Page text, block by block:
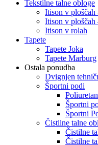
Tekstilne talne obloge
Itison v
Itison v
Itison v rolah
Tapete
Tapete Joka
Tapete Marburg
Ostala ponudba
Dvignjen
Športni podi
Športni
Športni
Čistilne talne
Čistilne
Čistilne